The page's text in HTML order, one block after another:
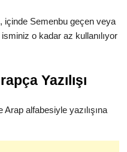
içinde Semenbu geçen veya
o kadar az kullanılıyor
Yazılışı
alfabesiyle yazılışına